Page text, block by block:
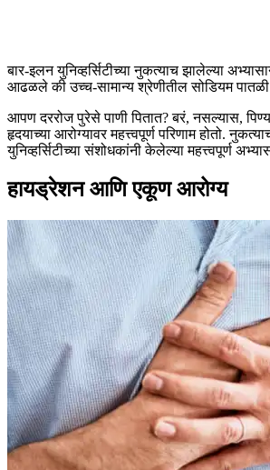
बार-इलन युनिव्हर्सिटीच्या नुकत्याच झालेल्या
आढळले की उच्च-सामान्य श्रेणीतील सोडियम
आपण दररोज पुरेसे पाणी पितात? बरं, नसल्यास,
हृदयाच्या आरोग्यावर महत्त्वपूर्ण परिणाम होतो.
युनिव्हर्सिटीच्या संशोधकांनी केलेल्या महत्त्वपूर्ण
हायड्रेशन आणि एकूण आरोग्य